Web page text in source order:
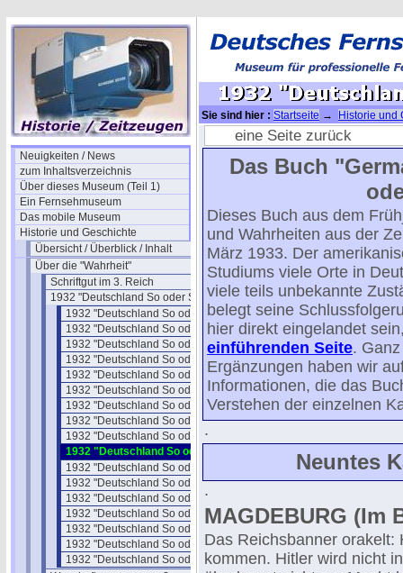
Neuigkeiten / News
zum Inhaltsverzeichnis
Über dieses Museum (Teil 1)
Ein Fernsehmuseum
Das mobile Museum
Historie und Geschichte
Übersicht / Überblick / Inhalt
Über die "Wahrheit"
Schriftgut im 3. Reich
1932 "Deutschland So oder So"
1932 "Deutschland So oder So"
1932 "Deutschland So oder So" 01
1932 "Deutschland So oder So" 02
1932 "Deutschland So oder So" 03
1932 "Deutschland So oder So" 04
1932 "Deutschland So oder So" 05
1932 "Deutschland So oder So" 06
1932 "Deutschland So oder So" 07
1932 "Deutschland So oder So" 08
1932 "Deutschland So oder So" 09
1932 "Deutschland So oder So" 10
1932 "Deutschland So oder So" 11
1932 "Deutschland So oder So" 12
1932 "Deutschland So oder So" 13
1932 "Deutschland So oder So" 14
1932 "Deutschland So oder So" 15
1932 "Deutschland So oder So" 16
Sie sind hier : Startseite →
Historie und
So"→ 1932 "Deutschland So oder So" 09
eine Seite zurück
Das Buch
Dieses Buch aus dem
und Wahrheiten aus der
März 1933. Der
Studiums viele Orte in
viele teils unbekannte
belegt seine
hier direkt eingelandet
einführenden Seite.
Ergänzungen haben wir
Informationen, die das
Verstehen der einzelnen
.
Neuntes
.
MAGDEBURG (Im
Das Reichsbanner orakelt:
kommen. Hitler wird nicht